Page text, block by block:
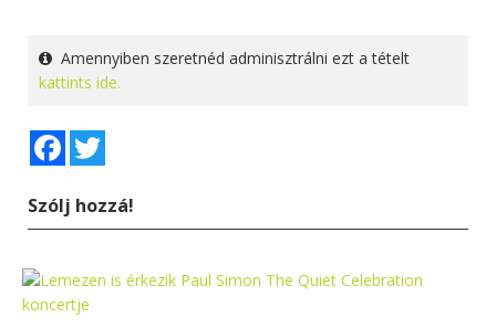
Amennyiben szeretnéd adminisztrálni ezt a tételt
kattints ide.
Facebook
Szólj hozzá!